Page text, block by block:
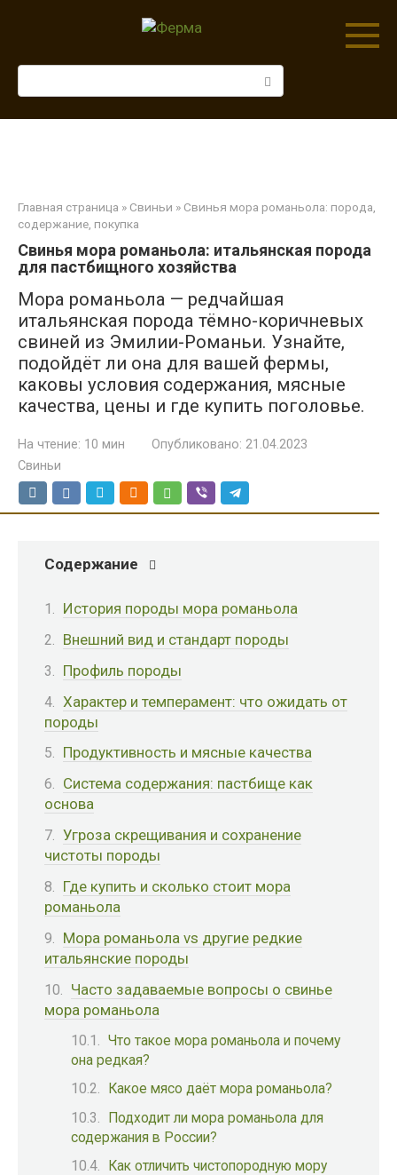
Главная страница » Свиньи » Свинья мора романьола: порода,
содержание, покупка
Свинья мора романьола: итальянская порода
для пастбищного хозяйства
Мора романьола — редчайшая
итальянская порода тёмно-коричневых
свиней из Эмилии-Романьи. Узнайте,
подойдёт ли она для вашей фермы,
каковы условия содержания, мясные
качества, цены и где купить поголовье.
На чтение: 10 мин Опубликовано: 21.04.2023
Свиньи
Содержание
История породы мора романьола
Внешний вид и стандарт породы
Профиль породы
Характер и темперамент: что ожидать от
породы
Продуктивность и мясные качества
Система содержания: пастбище как
основа
Угроза скрещивания и сохранение
чистоты породы
Где купить и сколько стоит мора
романьола
Мора романьола vs другие редкие
итальянские породы
Часто задаваемые вопросы о свинье
мора романьола
Что такое мора романьола и почему
она редкая?
Какое мясо даёт мора романьола?
Подходит ли мора романьола для
содержания в России?
Как отличить чистопородную мору